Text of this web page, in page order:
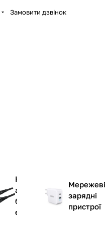
Замовити дзвінок
К
а
б
е
Мережеві
зарядні
пристрої